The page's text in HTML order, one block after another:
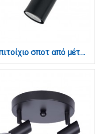
Επιτοίχιο σποτ από μέταλλο σε μαύρη απόχρωση 1XGU10 D:15cm (9081-1)